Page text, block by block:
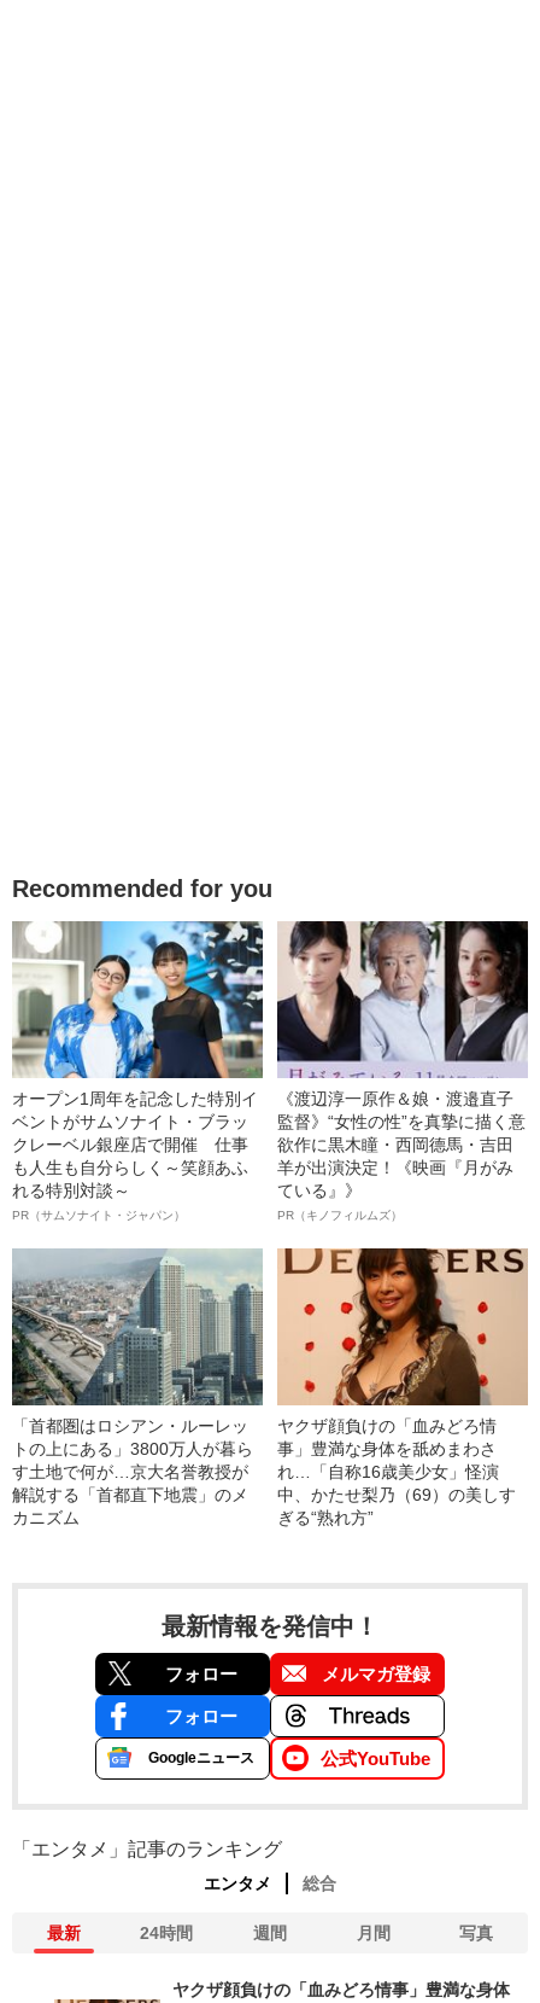
Recommended for you
オープン1周年を記念した特別イ
ベントがサムソナイト・ブラッ
クレーベル銀座店で開催 仕事
も人生も自分らしく～笑顔あふ
れる特別対談～
PR（サムソナイト・ジャパン）
《渡辺淳一原作＆娘・渡邉直子
監督》“女性の性”を真摯に描く意
欲作に黒木瞳・西岡德馬・吉田
羊が出演決定！《映画『月がみ
ている』》
PR（キノフィルムズ）
「首都圏はロシアン・ルーレッ
トの上にある」3800万人が暮ら
す土地で何が…京大名誉教授が
解説する「首都直下地震」のメ
カニズム
ヤクザ顔負けの「血みどろ情
事」豊満な身体を舐めまわさ
れ…「自称16歳美少女」怪演
中、かたせ梨乃（69）の美しす
ぎる“熟れ方”
最新情報を発信中！
フォロー メルマガ登録
フォロー
Googleニュース 公式YouTube
「エンタメ」記事のランキング
エンタメ 総合
最新 24時間 週間 月間 写真
ヤクザ顔負けの「血みどろ情事」豊満な身体